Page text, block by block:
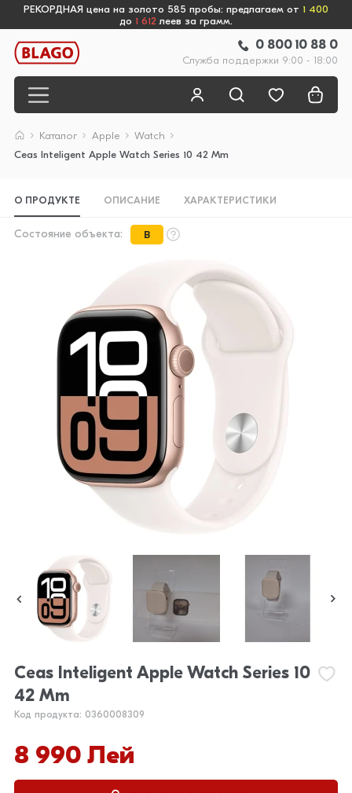
РЕКОРДНАЯ цена на золото 585 пробы: предлагаем от 1 400
до 1 612 леев за грамм.
0 800 10 88 0
Служба поддержки 9:00 - 18:00
Каталог Apple
Watch
Ceas Inteligent Apple Watch Series 10 42 Mm
О ПРОДУКТЕ ОПИСАНИЕ ХАРАКТЕРИСТИКИ
Состояние объекта: B
Ceas Inteligent Apple Watch Series 10
42 Mm
Код продукта: 0360008309
8 990 Лей